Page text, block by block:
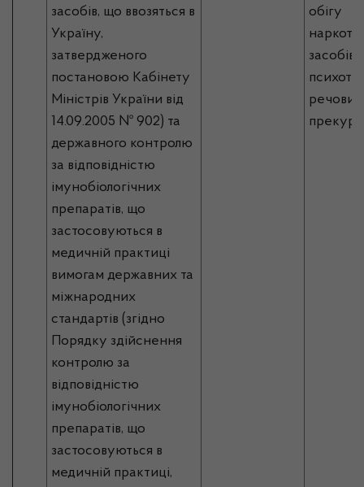
засобів, що ввозяться в
Україну,
затвердженого
постановою Кабінету
Міністрів України від
14.09.2005 № 902) та
державного контролю
за відповідністю
імунобіологічних
препаратів, що
застосовуються в
медичній практиці
вимогам державних та
міжнародних
стандартів (згідно
Порядку здійснення
контролю за
відповідністю
імунобіологічних
препаратів, що
застосовуються в
медичній практиці,
обігу
засобів,
речовин